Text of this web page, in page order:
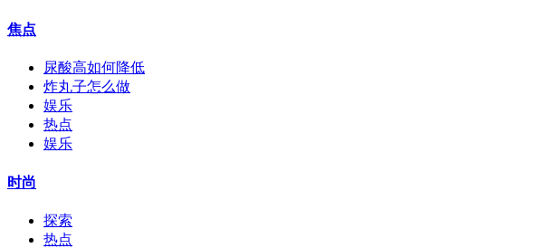
焦点
尿酸高如何降低
炸丸子怎么做
娱乐
热点
娱乐
时尚
探索
热点